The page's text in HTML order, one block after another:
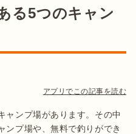
る5つのキャン
アプリでこの記事を読む
ャンプ場があります。その中
ンプ場や、無料で釣りができ